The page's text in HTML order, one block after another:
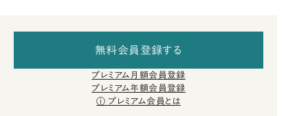
無料会員登録する
プレミアム月額会員登録
プレミアム年額会員登録
プレミアム会員とは